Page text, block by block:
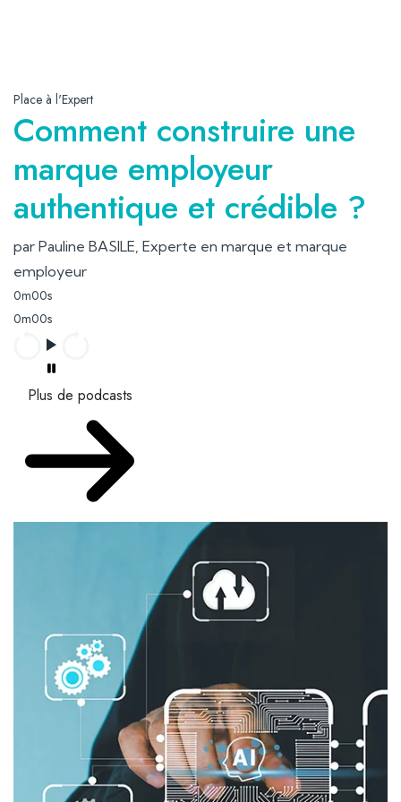
Place à l'Expert
Comment construire une
marque employeur
authentique et crédible ?
par Pauline BASILE, Experte en marque et marque
employeur
0m00s
0m00s
Plus de podcasts